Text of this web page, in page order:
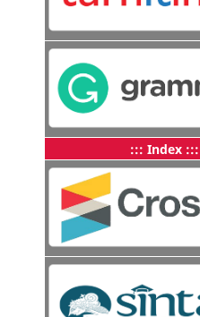
::: Index :::